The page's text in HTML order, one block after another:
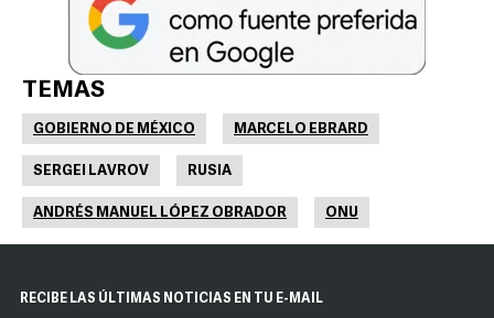
TEMAS
GOBIERNO DE MÉXICO MARCELO EBRARD
SERGEI LAVROV RUSIA
ANDRÉS MANUEL LÓPEZ OBRADOR ONU
RECIBE LAS ÚLTIMAS NOTICIAS EN TU E-MAIL